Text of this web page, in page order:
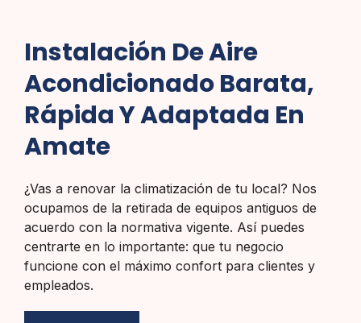
Instalación De Aire
Acondicionado Barata,
Rápida Y Adaptada En
Amate
¿Vas a renovar la climatización de tu local? Nos
ocupamos de la retirada de equipos antiguos de
acuerdo con la normativa vigente. Así puedes
centrarte en lo importante: que tu negocio
funcione con el máximo confort para clientes y
empleados.